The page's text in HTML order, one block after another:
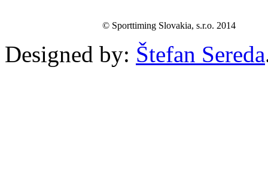
© Sporttiming Slovakia, s.r.o. 2014
Designed by: Štefan Sereda